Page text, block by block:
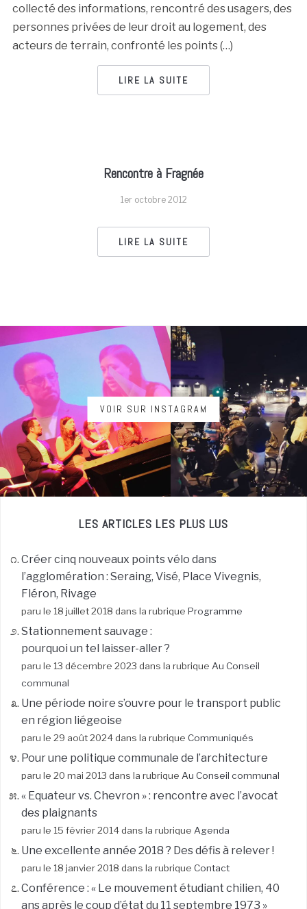
collecté des informations, rencontré des usagers, des
personnes privées de leur droit au logement, des
acteurs de terrain, confronté les points (…)
LIRE LA SUITE
Rencontre à Fragnée
1er octobre 2012
LIRE LA SUITE
VOIR SUR INSTAGRAM
LES ARTICLES LES PLUS LUS
Créer cinq nouveaux points vélo dans
l’agglomération : Seraing, Visé, Place Vivegnis,
Fléron, Rivage
paru le 18 juillet 2018 dans la rubrique Programme
Stationnement sauvage :
pourquoi un tel laisser-aller ?
paru le 13 décembre 2023 dans la rubrique Au Conseil
communal
Une période noire s’ouvre pour le transport public
en région liégeoise
paru le 29 août 2024 dans la rubrique Communiqués
Pour une politique communale de l’architecture
paru le 20 mai 2013 dans la rubrique Au Conseil communal
« Equateur vs. Chevron » : rencontre avec l’avocat
des plaignants
paru le 15 février 2014 dans la rubrique Agenda
Une excellente année 2018 ? Des défis à relever !
paru le 18 janvier 2018 dans la rubrique Contact
Conférence : « Le mouvement étudiant chilien, 40
ans après le coup d’état du 11 septembre 1973 »